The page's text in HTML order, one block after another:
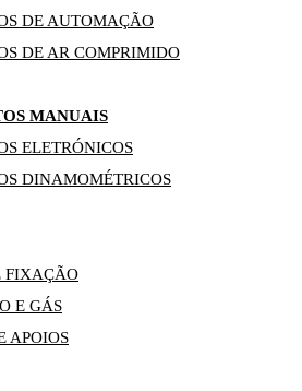
DE AUTOMAÇÃO
DE AR COMPRIMIDO
MANUAIS
ELETRÓNICOS
DINAMOMÉTRICOS
FIXAÇÃO
E GÁS
APOIOS